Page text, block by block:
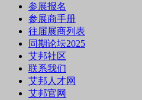
参展报名
参展商手册
往届展商列表
同期论坛2025
艾邦社区
联系我们
艾邦人才网
艾邦官网